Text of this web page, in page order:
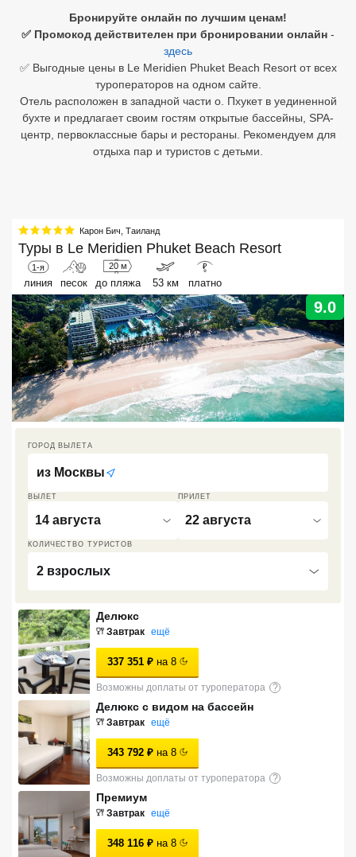
Бронируйте онлайн по лучшим ценам!
✅ Промокод действителен при бронировании онлайн -
здесь
✅ Выгодные цены в Le Meridien Phuket Beach Resort от всех
туроператоров на одном сайте.
Отель расположен в западной части о. Пхукет в уединенной
бухте и предлагает своим гостям открытые бассейны, SPA-
центр, первоклассные бары и рестораны. Рекомендуем для
отдыха пар и туристов с детьми.
Карон Бич Таиланд
Туры в Le Meridien Phuket Beach Resort
1-я
линия песок
20 м
до пляжа 53 км
₽
платно
9.0
ВЫЛЕТ
14 августа
ПРИЛЕТ
22 августа
КОЛИЧЕСТВО ТУРИСТОВ
2 взрослых
ГОРОД ВЫЛЕТА
из Москвы
Делюкс
Завтрак ещё
337 351 ₽ на 8
Возможны доплаты от туроператора ?
Делюкс с видом на бассейн
Завтрак ещё
343 792 ₽ на 8
Возможны доплаты от туроператора ?
Премиум
Завтрак ещё
348 116 ₽ на 8
Египет
Куба
Бали
Южный Гоа
Занзибар
Абхазия
Большой Сочи
Кав Мин Воды
Экскурсионные туры
VIP отели 5 звезд
ТОП 10 лучших отелей 5*
ТОП 10 недорогих отелей
5*
Лучшие отели 4* звезды
звезды
Лучшие отели 3* звезды
Недорогие отели 3*
звезды
Сетевые отели Турции
Сетевые отели Египта
Сетевые отели ОАЭ
Сетевые отели Таиланда